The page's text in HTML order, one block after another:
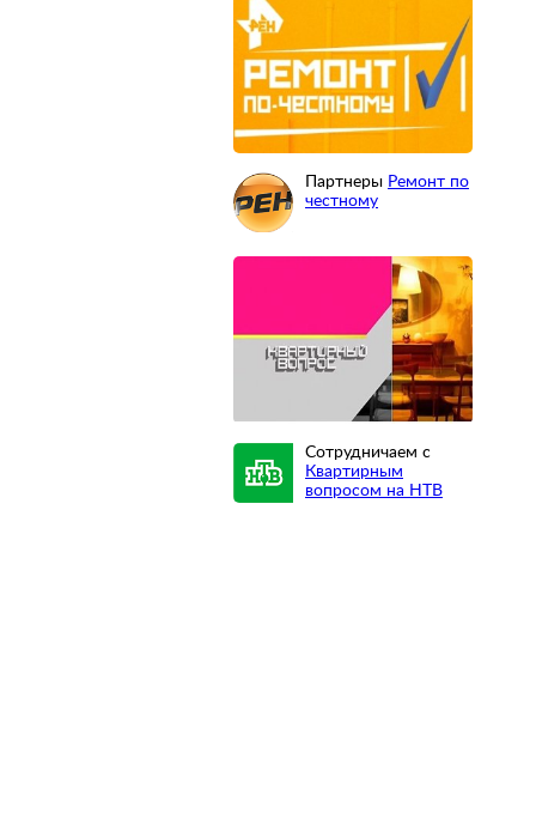
Партнеры Ремонт по
честному
Сотрудничаем с
Квартирным
вопросом на НТВ